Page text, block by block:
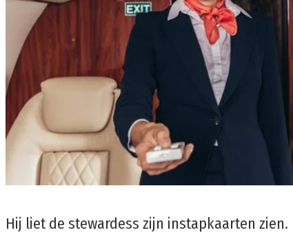
Hij liet de stewardess zijn instapkaarten